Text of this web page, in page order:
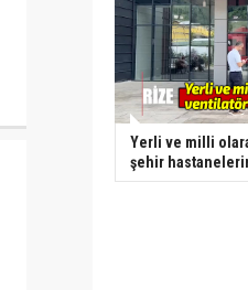
Yerli ve milli
şehir